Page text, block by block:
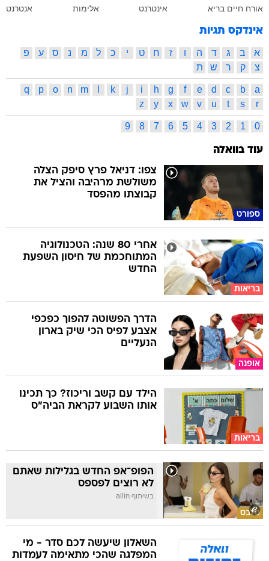
אורח חיים בריא
אינטרנט אלימות אנטרנט
אינדקס תגיות
א ב ג ד ה ו ז ח ט י כ ל מ נ ס ע
פ
צ
ק ר ש ת
a
b
c
d
e
f
g
h
i
j
k
m
n
o
p
q
r
s
t
u
v
w
x
y
z
0
1
2
3
4
5
6
7
8
9
עוד בוואלה
ספורט
צפו: דניאל פרץ סיפק הצלה
משולשת מרהיבה והציל את
קבוצתו מהפסד
בריאות
אחרי 80 שנה: הטכנולוגיה
המתוחכמת של חיסון השפעת
החדש
אופנה
הדרך הפשוטה להפוך כפכפי
אצבע לפיס הכי שיק בארון
הנעליים
בריאות
הילד עם קשב וריכוז? כך תכינו
אותו השבוע לקראת הביה"ס
סלבס
הפופ־אפ החדש בגלילות שאתם
לא רוצים לפספס
בשיתוף allin
השאלון שיעשה לכם סדר - מי
המפלגה שהכי מתאימה לעמדות